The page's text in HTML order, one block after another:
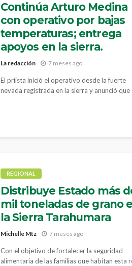
Continúa Arturo Medina
con operativo por bajas
temperaturas; entrega
apoyos en la sierra.
La redacción 7 meses ago
El priista inició el operativo desde la fuerte
nevada registrada en la sierra y anunció que
REGIONAL
Distribuye Estado más
mil toneladas de grano
la Sierra Tarahumara
Michelle Mtz 7 meses ago
Con el objetivo de fortalecer la seguridad
alimentaria de las familias que habitan esta